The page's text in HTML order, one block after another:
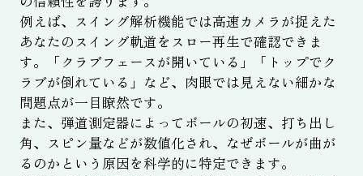
例えば、スイング解析機能では高速カメラが捉えた
あなたのスイング軌道をスロー再生で確認できま
す。「クラブフェースが開いている」「トップでク
ラブが倒れている」など、肉眼では見えない細かな
問題点が一目瞭然です。
また、弾道測定器によってボールの初速、打ち出し
角、スピン量などが数値化され、なぜボールが曲が
るのかという原因を科学的に特定できます。